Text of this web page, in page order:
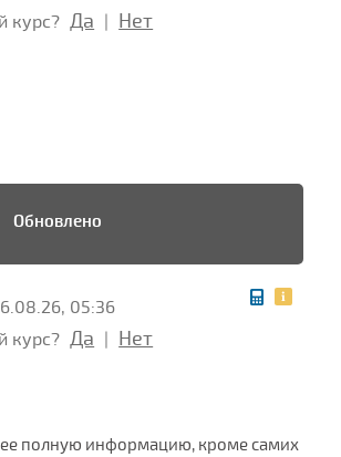
курс? Да Нет
Обновлено
05:36
курс? Да Нет
полную информацию, кроме самих